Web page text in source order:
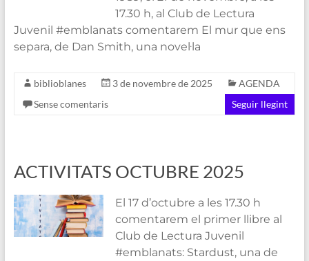
17.30 h, al Club de Lectura
Juvenil #emblanats comentarem El mur que ens
separa, de Dan Smith, una novel·la
biblioblanes 3 de novembre de 2025
AGENDA
Sense comentaris
Seguir llegint
ACTIVITATS OCTUBRE 2025
El 17 d’octubre a les 17.30 h
comentarem el primer llibre al
Club de Lectura Juvenil
#emblanats: Stardust, una de